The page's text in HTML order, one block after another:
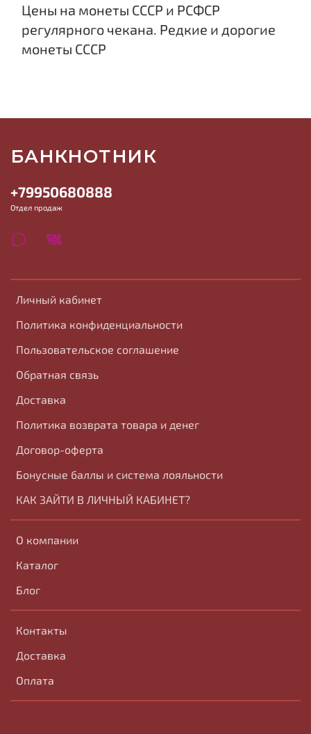
Цены на монеты СССР и РСФСР
регулярного чекана. Редкие и дорогие
монеты СССР
Личный кабинет
Политика конфиденциальности
Пользовательское соглашение
Обратная связь
Доставка
Политика возврата товара и денег
Договор-оферта
Бонусные баллы и система лояльности
КАК ЗАЙТИ В ЛИЧНЫЙ КАБИНЕТ?
О компании
Каталог
Блог
Контакты
Доставка
Оплата
+79950680888
Отдел продаж
БАНКНОТНИК